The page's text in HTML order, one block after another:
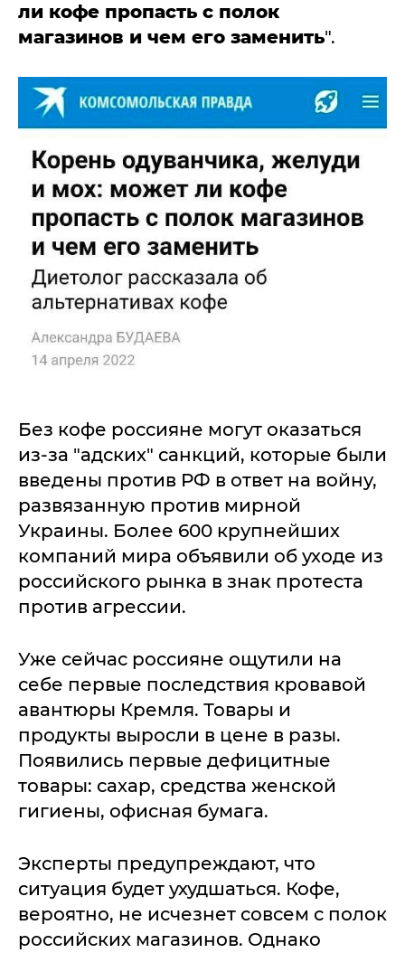
ли кофе пропасть с полок
магазинов и чем его заменить".
Без кофе россияне могут оказаться
из-за "адских" санкций, которые были
введены против РФ в ответ на войну,
развязанную против мирной
Украины. Более 600 крупнейших
компаний мира объявили об уходе из
российского рынка в знак протеста
против агрессии.
Уже сейчас россияне ощутили на
себе первые последствия кровавой
авантюры Кремля. Товары и
продукты выросли в цене в разы.
Появились первые дефицитные
товары: сахар, средства женской
гигиены, офисная бумага.
Эксперты предупреждают, что
ситуация будет ухудшаться. Кофе,
вероятно, не исчезнет совсем с полок
российских магазинов. Однако